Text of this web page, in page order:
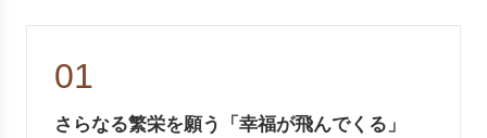
01
さらなる繁栄を願う「幸福が飛んでくる」